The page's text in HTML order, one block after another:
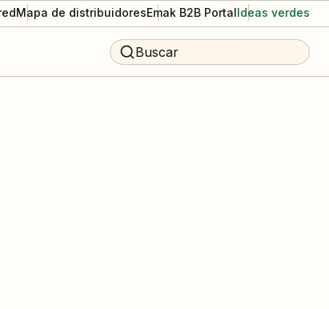
Mapa de distribuidoresEmak B2B PortalIdeas verdes
Buscar